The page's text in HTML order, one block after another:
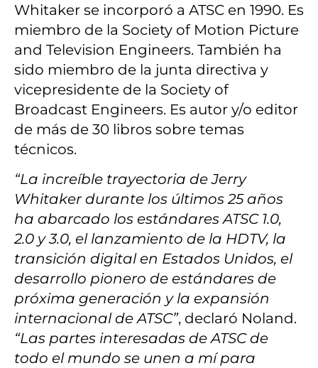
Whitaker se incorporó a ATSC en 1990. Es
miembro de la Society of Motion Picture
and Television Engineers. También ha
sido miembro de la junta directiva y
vicepresidente de la Society of
Broadcast Engineers. Es autor y/o editor
de más de 30 libros sobre temas
técnicos.
“La increíble trayectoria de Jerry
Whitaker durante los últimos 25 años
ha abarcado los estándares ATSC 1.0,
2.0 y 3.0, el lanzamiento de la HDTV, la
transición digital en Estados Unidos, el
desarrollo pionero de estándares de
próxima generación y la expansión
internacional de ATSC”, declaró Noland.
“Las partes interesadas de ATSC de
todo el mundo se unen a mí para